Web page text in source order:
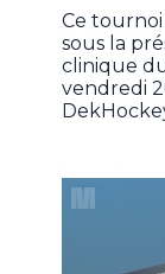
Ce
sous la
clinique
vendredi